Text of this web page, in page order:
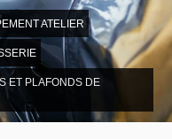
ATELIER
ET PLAFONDS DE